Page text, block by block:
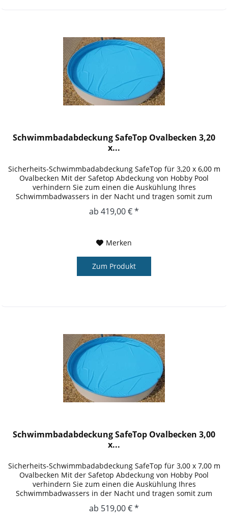
Schwimmbadabdeckung SafeTop Ovalbecken 3,20
x...
Sicherheits-Schwimmbadabdeckung SafeTop für 3,20 x 6,00 m
Ovalbecken Mit der Safetop Abdeckung von Hobby Pool
verhindern Sie zum einen die Auskühlung Ihres
Schwimmbadwassers in der Nacht und tragen somit zum
Umweltschutz bei und...
ab 419,00 € *
Merken
Zum Produkt
Schwimmbadabdeckung SafeTop Ovalbecken 3,00
x...
Sicherheits-Schwimmbadabdeckung SafeTop für 3,00 x 7,00 m
Ovalbecken Mit der Safetop Abdeckung von Hobby Pool
verhindern Sie zum einen die Auskühlung Ihres
Schwimmbadwassers in der Nacht und tragen somit zum
Umweltschutz bei und...
ab 519,00 € *